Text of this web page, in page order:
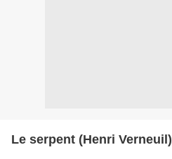
Le serpent (Henri Verneuil)